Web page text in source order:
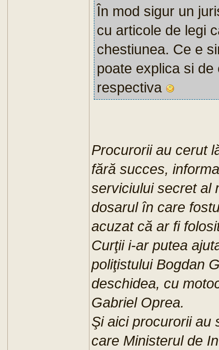
În mod sigur un
cu articole de legi
chestiunea. Ce e
poate explica si
respectiva
Procurorii au cerut
fără succes,
serviciului secret al
dosarul în care
acuzat că ar fi
Curţii i-ar putea
poliţistului Bogdan
deschidea, cu
Gabriel Oprea.
Şi aici procurorii au
care Ministerul de